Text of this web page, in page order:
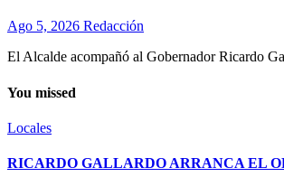
Ago 5, 2026 Redacción
El Alcalde acompañó al Gobernador Ricardo
You missed
Locales
RICARDO GALLARDO ARRANCA EL